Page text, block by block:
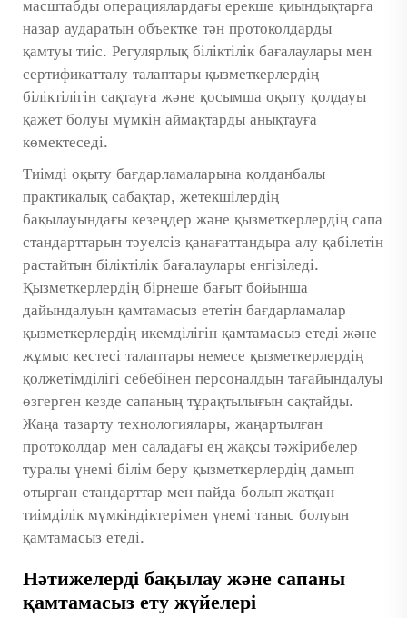
масштабды операциялардағы ерекше қиындықтарға
назар аударатын объектке тән протоколдарды
қамтуы тиіс. Регулярлық біліктілік бағалаулары мен
сертификатталу талаптары қызметкерлердің
біліктілігін сақтауға және қосымша оқыту қолдауы
қажет болуы мүмкін аймақтарды анықтауға
көмектеседі.
Тиімді оқыту бағдарламаларына қолданбалы
практикалық сабақтар, жетекшілердің
бақылауындағы кезеңдер және қызметкерлердің сапа
стандарттарын тәуелсіз қанағаттандыра алу қабілетін
растайтын біліктілік бағалаулары енгізіледі.
Қызметкерлердің бірнеше бағыт бойынша
дайындалуын қамтамасыз ететін бағдарламалар
қызметкерлердің икемділігін қамтамасыз етеді және
жұмыс кестесі талаптары немесе қызметкерлердің
қолжетімділігі себебінен персоналдың тағайындалуы
өзгерген кезде сапаның тұрақтылығын сақтайды.
Жаңа тазарту технологиялары, жаңартылған
протоколдар мен саладағы ең жақсы тәжірибелер
туралы үнемі білім беру қызметкерлердің дамып
отырған стандарттар мен пайда болып жатқан
тиімділік мүмкіндіктерімен үнемі таныс болуын
қамтамасыз етеді.
Нәтижелерді бақылау және сапаны
қамтамасыз ету жүйелері